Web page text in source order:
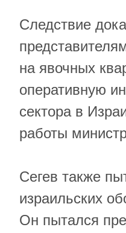
Следствие
на явочных
оперативную
сектора в
работы
Сегев также
израильских
Он пытался